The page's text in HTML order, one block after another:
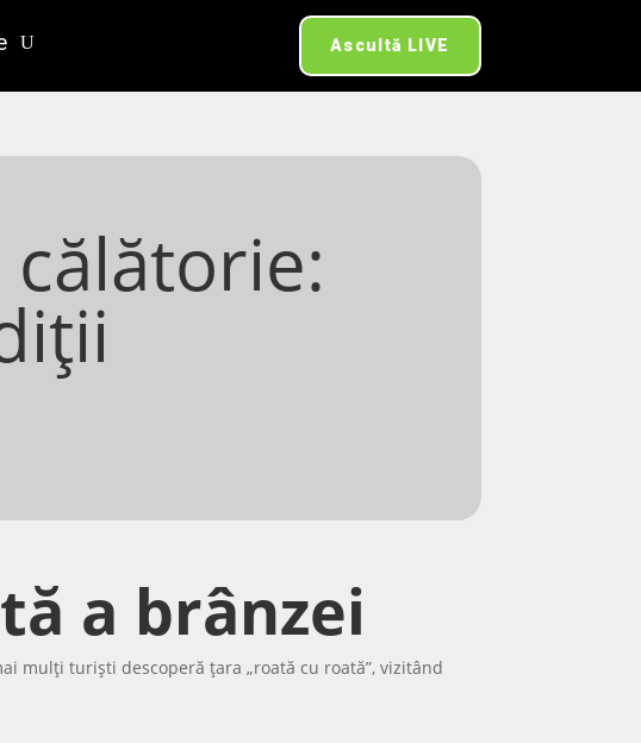
Ascultă LIVE
a brânzei
mulți turiști descoperă țara „roată cu roată”, vizitând